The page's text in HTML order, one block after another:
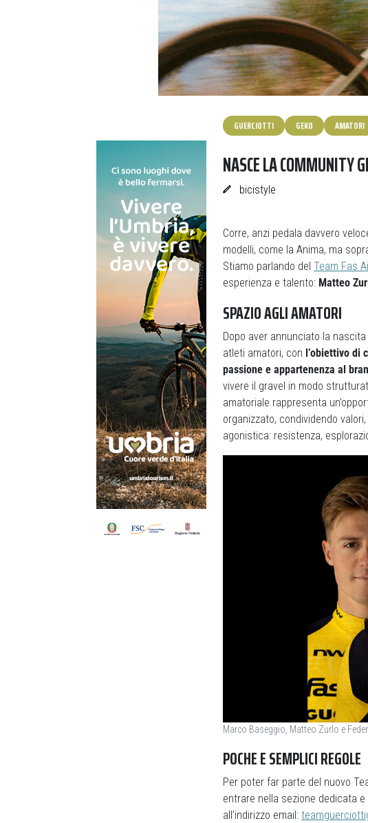
GUERCIOTTI GEKO AMATORI
NASCE LA COMMUNITY
bicistyle
Corre, anzi pedala davvero
modelli, come la Anima, ma
Stiamo parlando del Team Fas
esperienza e talento: Matteo
SPAZIO AGLI AMATORI
Dopo aver annunciato la
atleti amatori, con l’obiettivo di
passione e appartenenza al
vivere il gravel in modo
amatoriale rappresenta
organizzato, condividendo
agonistica: resistenza,
Marco Baseggio, Matteo Zurlo e
POCHE E SEMPLICI REGOLE
Per poter far parte del nuovo
entrare nella sezione dedicata
all’indirizzo email: